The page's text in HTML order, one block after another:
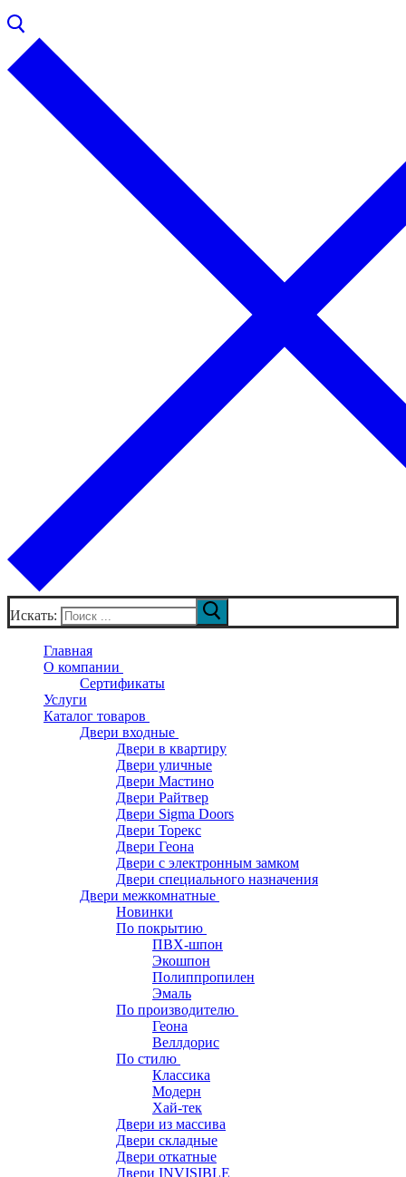
Искать:
Главная
О компании
Сертификаты
Услуги
Каталог товаров
Двери входные
Двери в квартиру
Двери уличные
Двери Мастино
Двери Райтвер
Двери Sigma Doors
Двери Торекс
Двери Геона
Двери с электронным замком
Двери специального назначения
Двери межкомнатные
Новинки
По покрытию
ПВХ-шпон
Экошпон
Полиппропилен
Эмаль
По производителю
Геона
Веллдорис
По стилю
Классика
Модерн
Хай-тек
Двери из массива
Двери складные
Двери откатные
Двери INVISIBLE